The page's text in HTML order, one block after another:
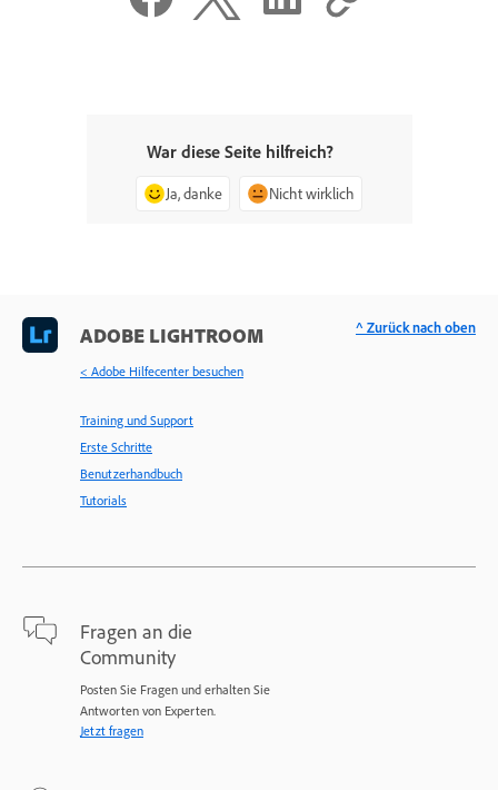
War diese Seite hilfreich?
Ja, danke Nicht wirklich
ADOBE LIGHTROOM
< Adobe Hilfecenter besuchen
Training und Support
Erste Schritte
Benutzerhandbuch
Tutorials
Fragen an die
Community
Posten Sie Fragen und erhalten Sie
Antworten von Experten.
Jetzt fragen
^ Zurück nach oben